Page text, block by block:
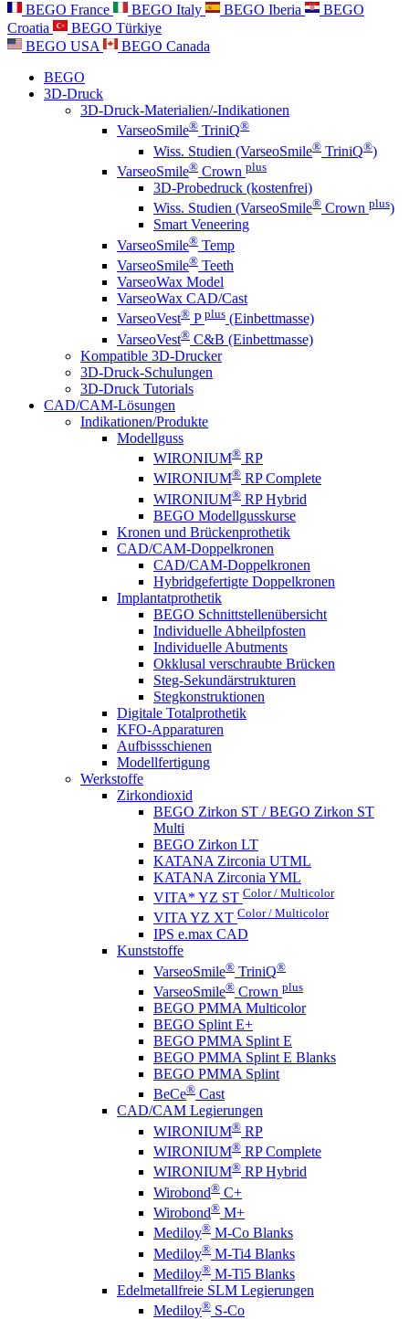
BEGO France
BEGO Italy BEGO Iberia
BEGO
Croatia
BEGO Türkiye
BEGO USA
BEGO Canada
BEGO
3D-Druck
3D-Druck-Materialien/-Indikationen
VarseoSmile® TriniQ®
Wiss. Studien (VarseoSmile® TriniQ®)
VarseoSmile® Crown plus
3D-Probedruck (kostenfrei)
Wiss. Studien (VarseoSmile® Crown plus)
Smart Veneering
VarseoSmile® Temp
VarseoSmile® Teeth
VarseoWax Model
VarseoWax CAD/Cast
VarseoVest® P plus (Einbettmasse)
VarseoVest® C&B (Einbettmasse)
Kompatible 3D-Drucker
3D-Druck-Schulungen
3D-Druck Tutorials
CAD/CAM-Lösungen
Indikationen/Produkte
Modellguss
WIRONIUM® RP
WIRONIUM® RP Complete
WIRONIUM® RP Hybrid
BEGO Modellgusskurse
Kronen und Brückenprothetik
CAD/CAM-Doppelkronen
CAD/CAM-Doppelkronen
Hybridgefertigte Doppelkronen
Implantatprothetik
BEGO Schnittstellenübersicht
Individuelle Abheilpfosten
Individuelle Abutments
Okklusal verschraubte Brücken
Steg-Sekundärstrukturen
Stegkonstruktionen
Digitale Totalprothetik
KFO-Apparaturen
Aufbissschienen
Modellfertigung
Werkstoffe
Zirkondioxid
BEGO Zirkon ST / BEGO Zirkon ST
Multi
BEGO Zirkon LT
KATANA Zirconia UTML
KATANA Zirconia YML
VITA* YZ ST Color / Multicolor
VITA YZ XT Color / Multicolor
IPS e.max CAD
Kunststoffe
VarseoSmile® TriniQ®
VarseoSmile® Crown plus
BEGO PMMA Multicolor
BEGO Splint E+
BEGO PMMA Splint E
BEGO PMMA Splint E Blanks
BEGO PMMA Splint
BeCe® Cast
CAD/CAM Legierungen
WIRONIUM® RP
WIRONIUM® RP Complete
WIRONIUM® RP Hybrid
Wirobond® C+
Wirobond® M+
Mediloy® M-Co Blanks
Mediloy® M-Ti4 Blanks
Mediloy® M-Ti5 Blanks
Edelmetallfreie SLM Legierungen
Mediloy® S-Co